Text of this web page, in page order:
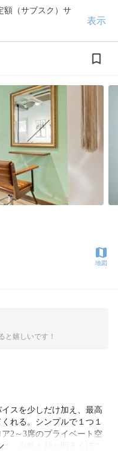
額（サブスク）サ
表示
地図
と嬉しいです！
スを少しだけ加え、最高
れる。シンプルで１つ１
2～3席のプライベート空
、自然と顔が明るくほこ